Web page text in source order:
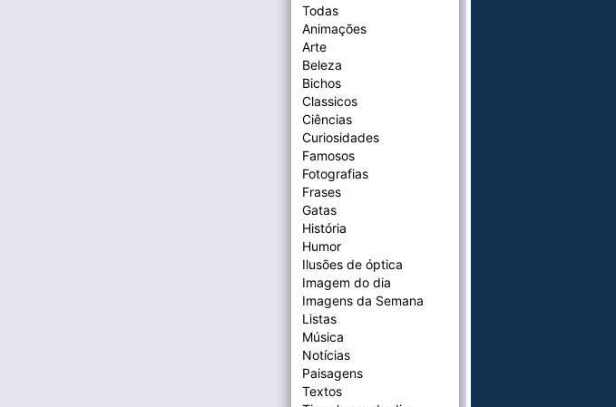
Todas
Animações
Arte
Beleza
Bichos
Classicos
Ciências
Curiosidades
Famosos
Fotografias
Frases
Gatas
História
Humor
Ilusões de óptica
Imagem do dia
Imagens da Semana
Listas
Música
Notícias
Paisagens
Textos